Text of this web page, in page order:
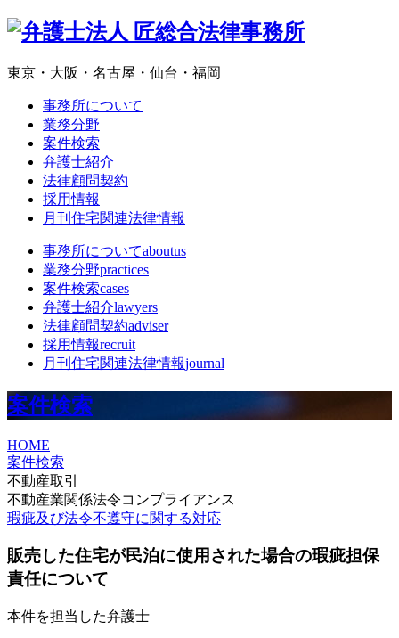
東京・大阪・名古屋・仙台・福岡
事務所について
業務分野
案件検索
弁護士紹介
法律顧問契約
採用情報
月刊住宅関連法律情報
事務所についてaboutus
業務分野practices
案件検索cases
弁護士紹介lawyers
法律顧問契約adviser
採用情報recruit
月刊住宅関連法律情報journal
案件検索
HOME
案件検索
不動産取引
不動産業関係法令コンプライアンス
瑕疵及び法令不遵守に関する対応
販売した住宅が民泊に使用された場合の瑕疵担保
責任について
本件を担当した弁護士